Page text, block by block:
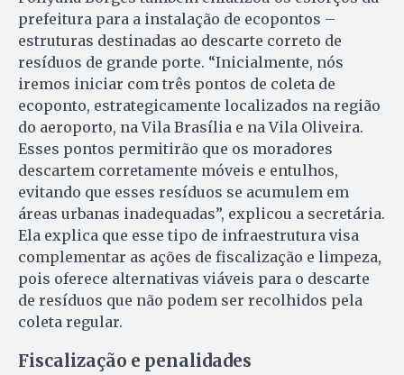
prefeitura para a instalação de ecopontos –
estruturas destinadas ao descarte correto de
resíduos de grande porte. “Inicialmente, nós
iremos iniciar com três pontos de coleta de
ecoponto, estrategicamente localizados na região
do aeroporto, na Vila Brasília e na Vila Oliveira.
Esses pontos permitirão que os moradores
descartem corretamente móveis e entulhos,
evitando que esses resíduos se acumulem em
áreas urbanas inadequadas”, explicou a secretária.
Ela explica que esse tipo de infraestrutura visa
complementar as ações de fiscalização e limpeza,
pois oferece alternativas viáveis para o descarte
de resíduos que não podem ser recolhidos pela
coleta regular.
Fiscalização e penalidades